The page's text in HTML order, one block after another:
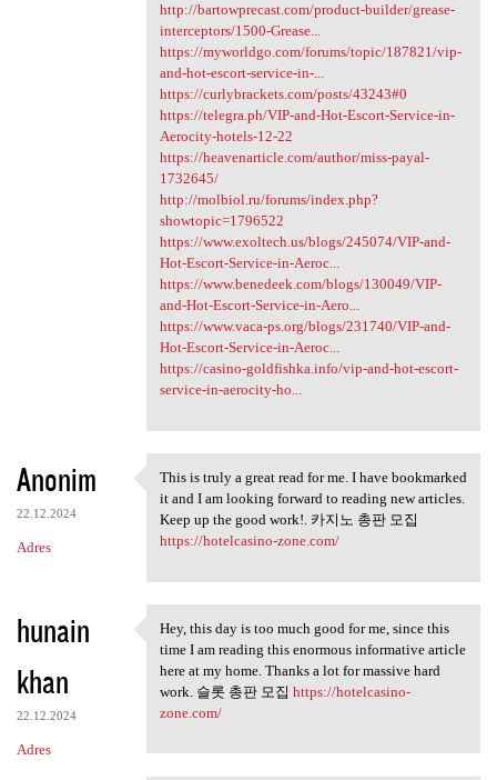
http://bartowprecast.com/product-builder/grease-
interceptors/1500-Grease...
https://myworldgo.com/forums/topic/187821/vip-
and-hot-escort-service-in-...
https://curlybrackets.com/posts/43243#0
https://telegra.ph/VIP-and-Hot-Escort-Service-in-
Aerocity-hotels-12-22
https://heavenarticle.com/author/miss-payal-
1732645/
http://molbiol.ru/forums/index.php?
showtopic=1796522
https://www.exoltech.us/blogs/245074/VIP-and-
Hot-Escort-Service-in-Aeroc...
https://www.benedeek.com/blogs/130049/VIP-
and-Hot-Escort-Service-in-Aero...
https://www.vaca-ps.org/blogs/231740/VIP-and-
Hot-Escort-Service-in-Aeroc...
https://casino-goldfishka.info/vip-and-hot-escort-
service-in-aerocity-ho...
Anonim
22.12.2024
Adres
This is truly a great read
This is truly a great read for me. I have bookmarked
it and I am looking forward to reading new articles.
Keep up the good work!. 카지노 총판 모집
https://hotelcasino-zone.com/
hunain
khan
22.12.2024
Adres
Hey, this day is too much
Hey, this day is too much good for me, since this
time I am reading this enormous informative article
here at my home. Thanks a lot for massive hard
work. 슬롯 총판 모집 https://hotelcasino-
zone.com/